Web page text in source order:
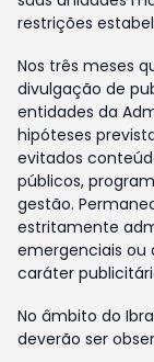
restrições
Nos três meses
divulgação de
entidades da
hipóteses
evitados
públicos,
gestão.
estritamente
emergenciais ou
caráter
No âmbito do
deverão ser